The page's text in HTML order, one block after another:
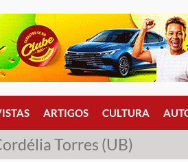
ARTIGOS CULTURA
Torres (UB)